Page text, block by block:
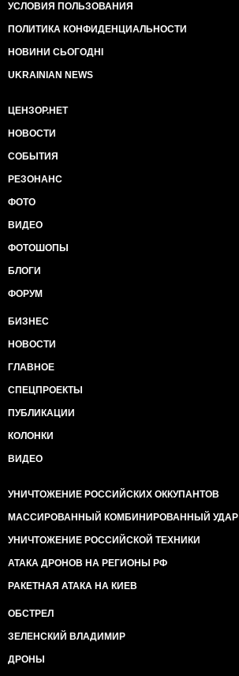
УСЛОВИЯ ПОЛЬЗОВАНИЯ
ПОЛИТИКА КОНФИДЕНЦИАЛЬНОСТИ
НОВИНИ СЬОГОДНІ
UKRAINIAN NEWS
ЦЕНЗОР.НЕТ
НОВОСТИ
СОБЫТИЯ
РЕЗОНАНС
ФОТО
ВИДЕО
ФОТОШОПЫ
БЛОГИ
ФОРУМ
БИЗНЕС
НОВОСТИ
ГЛАВНОЕ
СПЕЦПРОЕКТЫ
ПУБЛИКАЦИИ
КОЛОНКИ
ВИДЕО
УНИЧТОЖЕНИЕ РОССИЙСКИХ ОККУПАНТОВ
МАССИРОВАННЫЙ КОМБИНИРОВАННЫЙ УДАР
УНИЧТОЖЕНИЕ РОССИЙСКОЙ ТЕХНИКИ
АТАКА ДРОНОВ НА РЕГИОНЫ РФ
РАКЕТНАЯ АТАКА НА КИЕВ
ОБСТРЕЛ
ЗЕЛЕНСКИЙ ВЛАДИМИР
ДРОНЫ